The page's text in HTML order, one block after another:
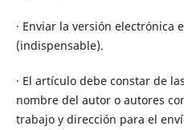
· Enviar la versión electrónica
(indispensable).
· El artículo debe constar de
nombre del autor o autores
trabajo y dirección para el